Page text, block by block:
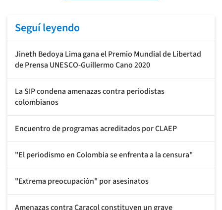
Seguí leyendo
Jineth Bedoya Lima gana el Premio Mundial de Libertad
de Prensa UNESCO-Guillermo Cano 2020
La SIP condena amenazas contra periodistas
colombianos
Encuentro de programas acreditados por CLAEP
"El periodismo en Colombia se enfrenta a la censura"
"Extrema preocupación" por asesinatos
Amenazas contra Caracol constituyen un grave